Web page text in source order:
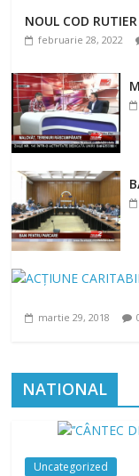
februarie 28, 2022
NOUL COD
februarie 28, 2022
martie 29, 2018
NATIONAL
Uncategorized